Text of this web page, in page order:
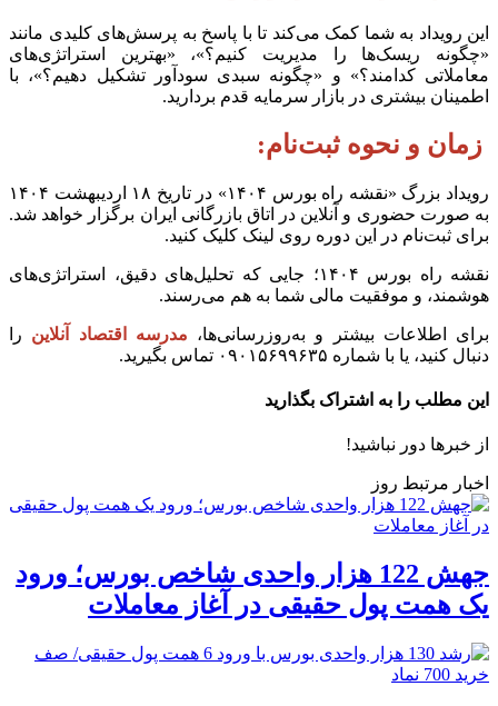
این رویداد به شما کمک می‌کند تا با پاسخ به پرسش‌های کلیدی مانند
«چگونه ریسک‌ها را مدیریت کنیم؟»، «بهترین استراتژی‌های
معاملاتی کدامند؟» و «چگونه سبدی سودآور تشکیل دهیم؟»، با
اطمینان بیشتری در بازار سرمایه قدم بردارید.
زمان و نحوه ثبت‌نام:
رویداد بزرگ «نقشه راه بورس
۱۴۰۴» در تاریخ ۱۸ اردیبهشت ۱۴۰۴
به صورت حضوری و آنلاین در اتاق بازرگانی ایران برگزار خواهد شد.
برای ثبت‌نام در این دوره روی لینک کلیک کنید.
نقشه راه بورس ۱۴۰۴؛
جایی که تحلیل‌های دقیق، استراتژی‌های
هوشمند، و موفقیت مالی شما به هم می‌رسند.
برای اطلاعات بیشتر و به‌روزرسانی‌ها، مدرسه اقتصاد آنلاین را
دنبال کنید، یا با شماره ۰۹۰۱۵۶۹۹۶۳۵
تماس بگیرید.
این مطلب را به اشتراک بگذارید
از خبرها دور نباشید!
اخبار مرتبط روز
جهش 122 هزار واحدی شاخص بورس؛ ورود
یک همت پول حقیقی در آغاز معاملات